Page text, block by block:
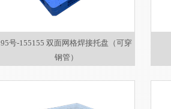
95号-155155 双面网格焊接托盘（可穿
钢管）